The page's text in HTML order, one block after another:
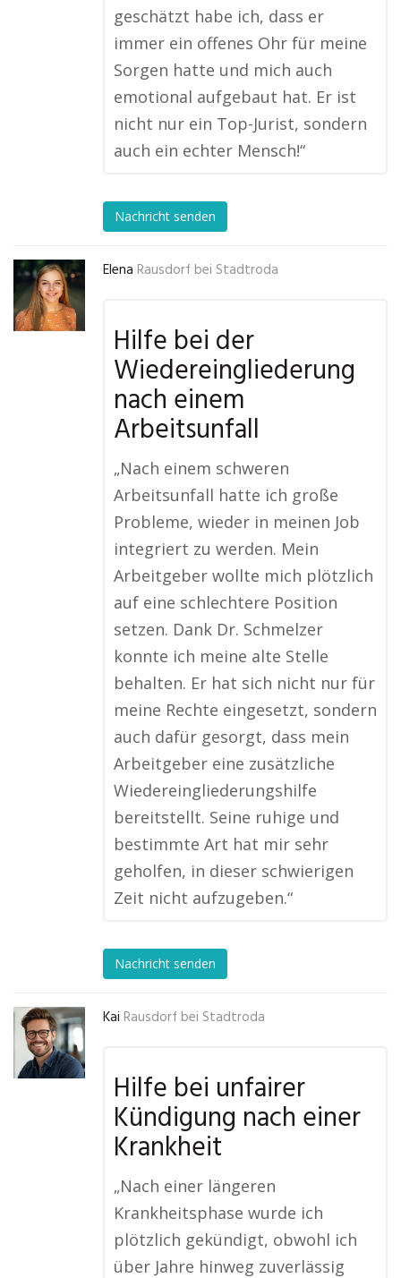
geschätzt habe ich, dass er
immer ein offenes Ohr für meine
Sorgen hatte und mich auch
emotional aufgebaut hat. Er ist
nicht nur ein Top-Jurist, sondern
auch ein echter Mensch!“
Nachricht senden
Elena Rausdorf bei Stadtroda
Hilfe bei der
Wiedereingliederung
nach einem
Arbeitsunfall
„Nach einem schweren
Arbeitsunfall hatte ich große
Probleme, wieder in meinen Job
integriert zu werden. Mein
Arbeitgeber wollte mich plötzlich
auf eine schlechtere Position
setzen. Dank Dr. Schmelzer
konnte ich meine alte Stelle
behalten. Er hat sich nicht nur für
meine Rechte eingesetzt, sondern
auch dafür gesorgt, dass mein
Arbeitgeber eine zusätzliche
Wiedereingliederungshilfe
bereitstellt. Seine ruhige und
bestimmte Art hat mir sehr
geholfen, in dieser schwierigen
Zeit nicht aufzugeben.“
Nachricht senden
Kai Rausdorf bei Stadtroda
Hilfe bei unfairer
Kündigung nach einer
Krankheit
„Nach einer längeren
Krankheitsphase wurde ich
plötzlich gekündigt, obwohl ich
über Jahre hinweg zuverlässig